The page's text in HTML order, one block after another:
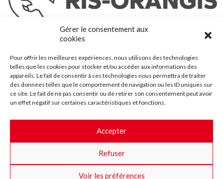
Gérer le consentement aux
cookies
Pour offrir les meilleures expériences, nous utilisons des technologies
telles que les cookies pour stocker et/ou accéder aux informations des
appareils. Le fait de consentir à ces technologies nous permettra de traiter
des données telles que le comportement de navigation ou les ID uniques sur
ce site. Le fait de ne pas consentir ou de retirer son consentement peut avoir
un effet négatif sur certaines caractéristiques et fonctions.
Accepter
Refuser
Voir les préférences
Ris-Orangis
@2022 — Tous droits réservés
Plan du site
Contact
Accessibilité
Crédits
Les marchés publics
Suggestions & Améliorations
Facebook
InstaTwitterYoutube